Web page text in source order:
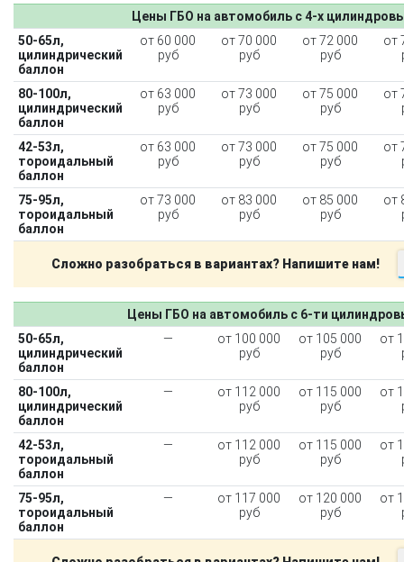
Цены ГБО на автомобиль с 4-х
50-65л,
цилиндрический
баллон
от 60 000
руб
от 70 000
руб
от 72 000
руб
от
80-100л,
цилиндрический
баллон
от 63 000
руб
от 73 000
руб
от 75 000
руб
от
42-53л,
тороидальный
баллон
от 63 000
руб
от 73 000
руб
от 75 000
руб
от
75-95л,
тороидальный
баллон
от 73 000
руб
от 83 000
руб
от 85 000
руб
от
Сложно разобраться в вариантах? Напишите нам!
Цены ГБО на автомобиль с 6-ти
50-65л,
цилиндрический
баллон
—
от 100 000
руб
от 105 000
руб
от
80-100л,
цилиндрический
баллон
—
от 112 000
руб
от 115 000
руб
от
42-53л,
тороидальный
баллон
—
от 112 000
руб
от 115 000
руб
от
75-95л,
тороидальный
баллон
—
от 117 000
руб
от 120 000
руб
от